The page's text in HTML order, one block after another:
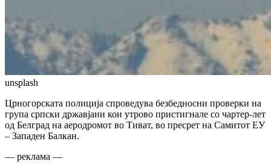
unsplash
Црногорската полиција спроведува безбедносни проверки на
група српски државјани кои утрово пристигнале со чартер-лет
од Белград на аеродромот во Тиват, во пресрет на Самитот ЕУ
– Западен Балкан.
— реклама —